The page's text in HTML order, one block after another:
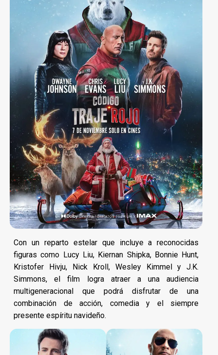
Con un reparto estelar que incluye a reconocidas
figuras como Lucy Liu, Kiernan Shipka, Bonnie Hunt,
Kristofer Hivju, Nick Kroll, Wesley Kimmel y J.K.
Simmons, el film logra atraer a una audiencia
multigeneracional que podrá disfrutar de una
combinación de acción, comedia y el siempre
presente espíritu navideño.